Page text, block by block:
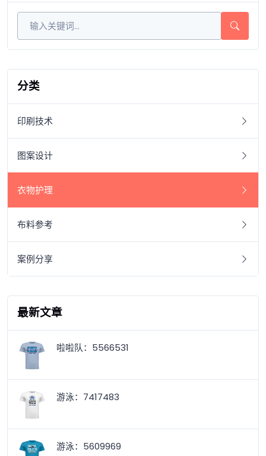
分类
印刷技术
图案设计
衣物护理
布料参考
案例分享
最新文章
啦啦队：5566531
游泳：7417483
游泳：5609969